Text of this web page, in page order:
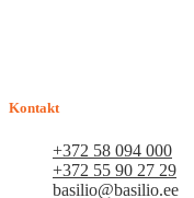
Kontakt
+372 58 094 000
+372 55 90 27 29
basilio@basilio.ee